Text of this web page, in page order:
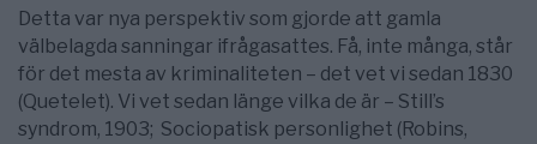
Detta var nya perspektiv som gjorde att gamla
välbelagda sanningar ifrågasattes. Få, inte många, står
för det mesta av kriminaliteten – det vet vi sedan 1830
(Quetelet). Vi vet sedan länge vilka de är – Still’s
syndrom, 1903; Sociopatisk personlighet (Robins,